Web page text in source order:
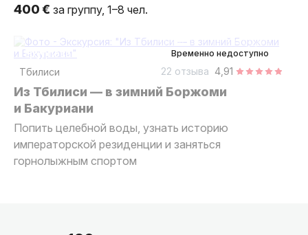
400 € за группу, 1–8 чел.
Временно недоступно
11 часов
на автобусе
групповая
Тбилиси
4,91
22 отзыва
Из Тбилиси — в зимний Боржоми
и Бакуриани
Попить целебной воды, узнать историю
императорской резиденции и заняться
горнолыжным спортом